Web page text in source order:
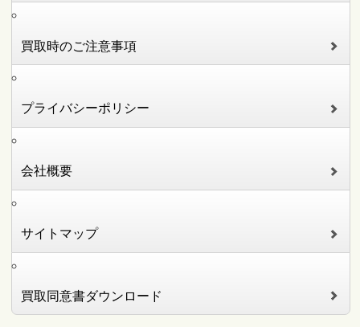
買取時のご注意事項
プライバシーポリシー
会社概要
サイトマップ
買取同意書ダウンロード